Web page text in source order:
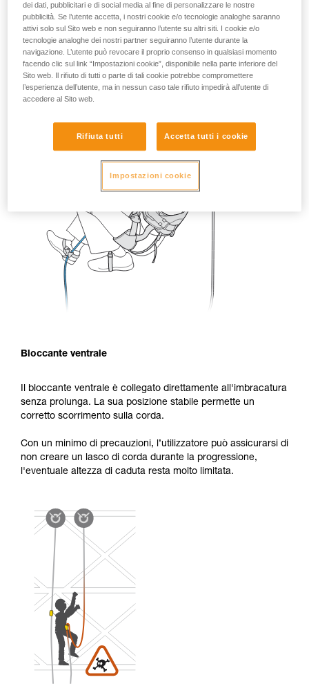
Bloccante ventrale
Il bloccante ventrale è collegato direttamente all'imbracatura
senza prolunga. La sua posizione stabile permette un
corretto scorrimento sulla corda.
Con un minimo di precauzioni, l’utilizzatore può assicurarsi di
non creare un lasco di corda durante la progressione,
l'eventuale altezza di caduta resta molto limitata.
dei dati, pubblicitari e di social media al fine di personalizzare le nostre
pubblicità. Se l’utente accetta, i nostri cookie e/o tecnologie analoghe saranno
attivi solo sul Sito web e non seguiranno l’utente su altri siti. I cookie e/o
tecnologie analoghe dei nostri partner seguiranno l’utente durante la
navigazione. L’utente può revocare il proprio consenso in qualsiasi momento
facendo clic sul link “Impostazioni cookie”, disponibile nella parte inferiore del
Sito web. Il rifiuto di tutti o parte di tali cookie potrebbe compromettere
l’esperienza dell’utente, ma in nessun caso tale rifiuto impedirà all’utente di
accedere al Sito web.
Rifiuta tutti Accetta tutti i cookie
Impostazioni cookie